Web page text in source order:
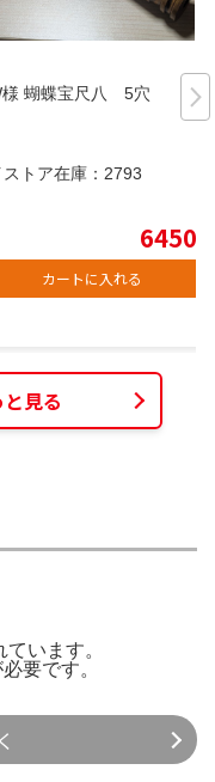
様 蝴蝶宝尺八 5穴
トア在庫： 2793
6450
カートに入れる
見る
います。
要です。